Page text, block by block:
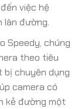
việc hệ
làn đường.
Speedy, chúng
theo tiêu
bị chuyên dụng
camera có
kẻ đường một